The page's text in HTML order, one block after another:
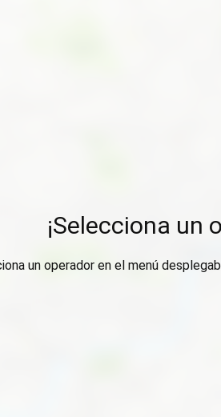
¡Selecciona un
un operador en el menú